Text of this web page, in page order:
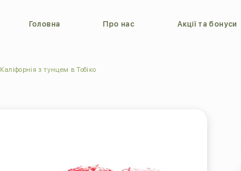
Головна Про нас Акції та бонуси
Каліфорнія з тунцем в Тобіко